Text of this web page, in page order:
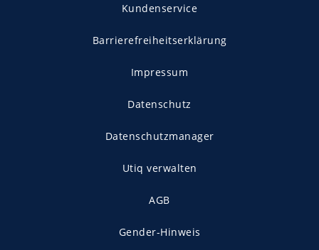
Kundenservice
Barrierefreiheitserklärung
Impressum
Datenschutz
Datenschutzmanager
Utiq verwalten
AGB
Gender-Hinweis